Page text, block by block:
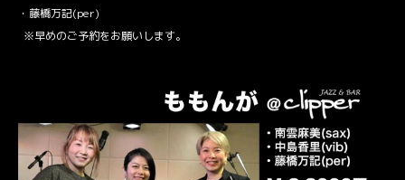
・藤橋万記(per)
※早めのご予約をお願いします。